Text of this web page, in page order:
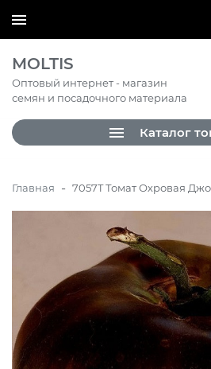
MOLTIS
Оптовый интернет - магазин
семян и посадочного материала
Каталог
Главная - 7057T Томат Охровая